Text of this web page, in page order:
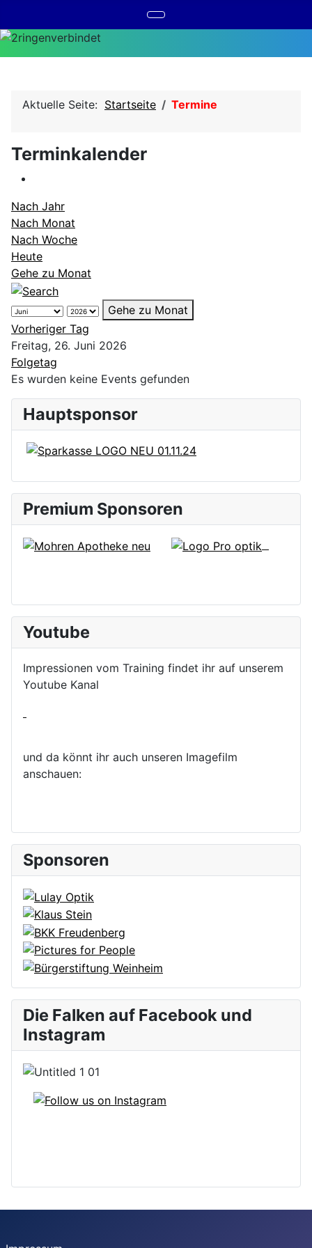
Aktuelle Seite: Startseite Termine
Terminkalender
Nach Jahr
Nach Monat
Nach Woche
Heute
Gehe zu Monat
Gehe zu Monat
Vorheriger Tag
Freitag, 26. Juni 2026
Folgetag
Es wurden keine Events gefunden
Hauptsponsor
Premium Sponsoren
Youtube
Impressionen vom Training findet ihr auf unserem
Youtube Kanal
und da könnt ihr auch unseren Imagefilm
anschauen:
Sponsoren
Die Falken auf Facebook und
Instagram